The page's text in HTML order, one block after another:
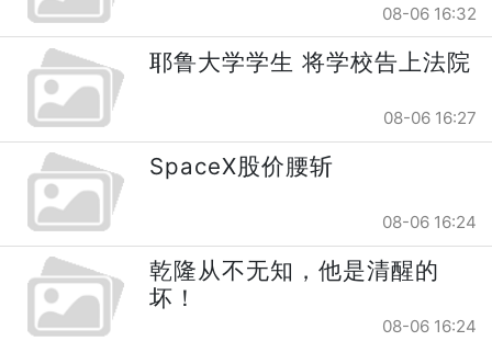
08-06 16:32
耶鲁大学学生 将学校告上法院
08-06 16:27
SpaceX股价腰斩
08-06 16:24
乾隆从不无知，他是清醒的
坏！
08-06 16:24